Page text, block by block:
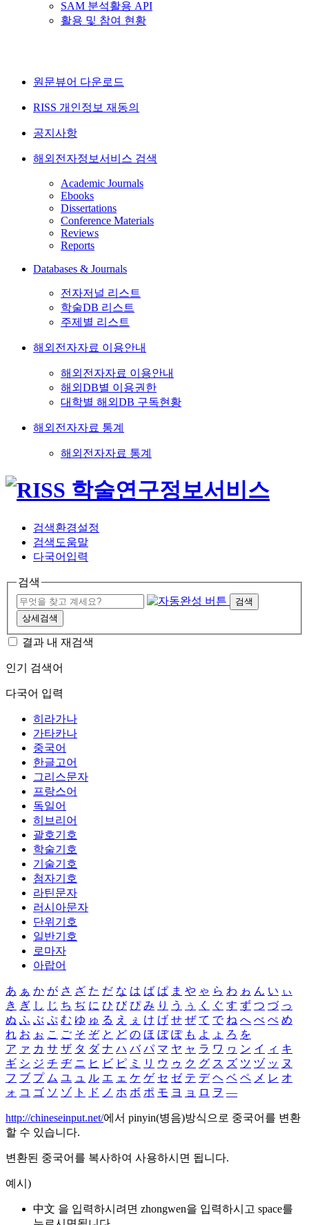
SAM 분석활용 API
활용 및 참여 현황
원문뷰어 다운로드
RISS 개인정보 재동의
공지사항
해외전자정보서비스 검색
Academic Journals
Ebooks
Dissertations
Conference Materials
Reviews
Reports
Databases & Journals
전자저널 리스트
학술DB 리스트
주제별 리스트
해외전자자료 이용안내
해외전자자료 이용안내
해외DB별 이용권한
대학별 해외DB 구독현황
해외전자자료 통계
해외전자자료 통계
검색환경설정
검색도움말
다국어입력
검색
검색
상세검색
결과 내 재검색
인기 검색어
다국어 입력
히라가나
가타카나
중국어
한글고어
그리스문자
프랑스어
독일어
히브리어
괄호기호
학술기호
기술기호
첨자기호
라틴문자
러시아문자
단위기호
일반기호
로마자
아랍어
あ ぁ か が さ ざ た だ な は ば ぱ ま や ゃ ら わ ゎ ん い ぃ
き ぎ し じ ち ぢ に ひ び ぴ み り う ぅ く ぐ す ず つ づ っ
ぬ ふ ぶ ぷ む ゆ ゅ る え ぇ け げ せ ぜ て で ね へ べ ぺ め
れ お ぉ こ ご そ ぞ と ど の ほ ぼ ぽ も よ ょ ろ を
ア ァ カ サ ザ タ ダ ナ ハ バ パ マ ヤ ャ ラ ワ ヮ ン イ ィ キ
ギ シ ジ チ ヂ ニ ヒ ビ ピ ミ リ ウ ゥ ク グ ス ズ ツ ヅ ッ ヌ
フ ブ プ ム ユ ュ ル エ ェ ケ ゲ セ ゼ テ デ ヘ ベ ペ メ レ オ
ォ コ ゴ ソ ゾ ト ド ノ ホ ボ ポ モ ヨ ョ ロ ヲ ―
http://chineseinput.net/에서 pinyin(병음)방식으로 중국어를 변환
할 수 있습니다.
변환된 중국어를 복사하여 사용하시면 됩니다.
예시)
中文 을 입력하시려면 zhongwen을 입력하시고 space를